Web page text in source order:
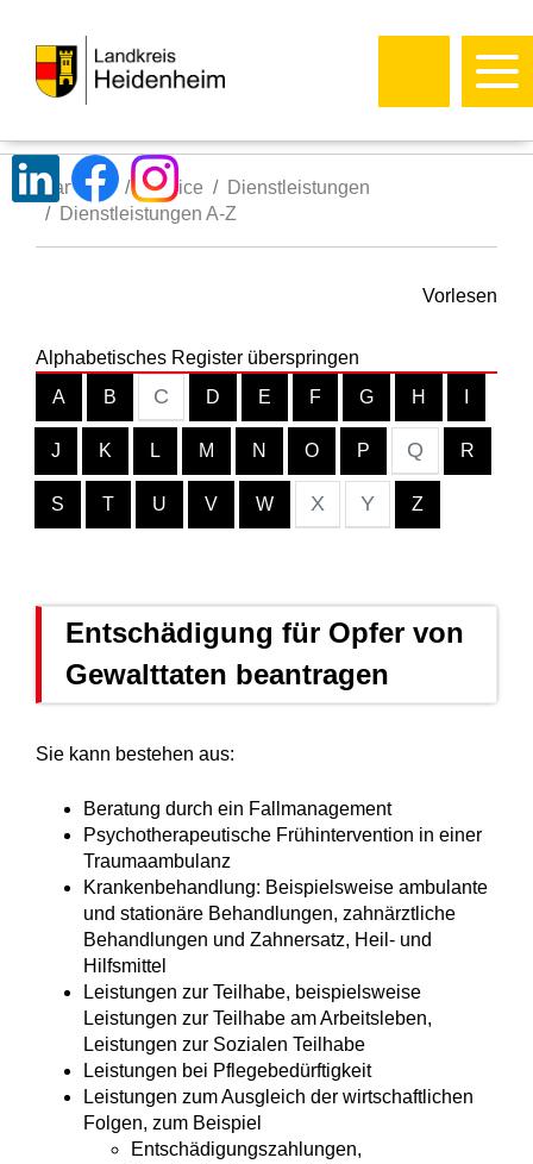
Startseite Service
Dienstleistungen
Dienstleistungen A-Z
Vorlesen
Alphabetisches Register überspringen
A
B C D E F G H
J K L M N O P Q R
S T U V W X Y Z
Entschädigung für Opfer von
Gewalttaten beantragen
Sie kann bestehen aus:
Beratung durch ein Fallmanagement
Psychotherapeutische Frühintervention in einer
Traumaambulanz
Krankenbehandlung: Beispielsweise ambulante
und stationäre Behandlungen, zahnärztliche
Behandlungen und Zahnersatz, Heil- und
Hilfsmittel
Leistungen zur Teilhabe, beispielsweise
Leistungen zur Teilhabe am Arbeitsleben,
Leistungen zur Sozialen Teilhabe
Leistungen bei Pflegebedürftigkeit
Leistungen zum Ausgleich der wirtschaftlichen
Folgen, zum Beispiel
Entschädigungszahlungen,